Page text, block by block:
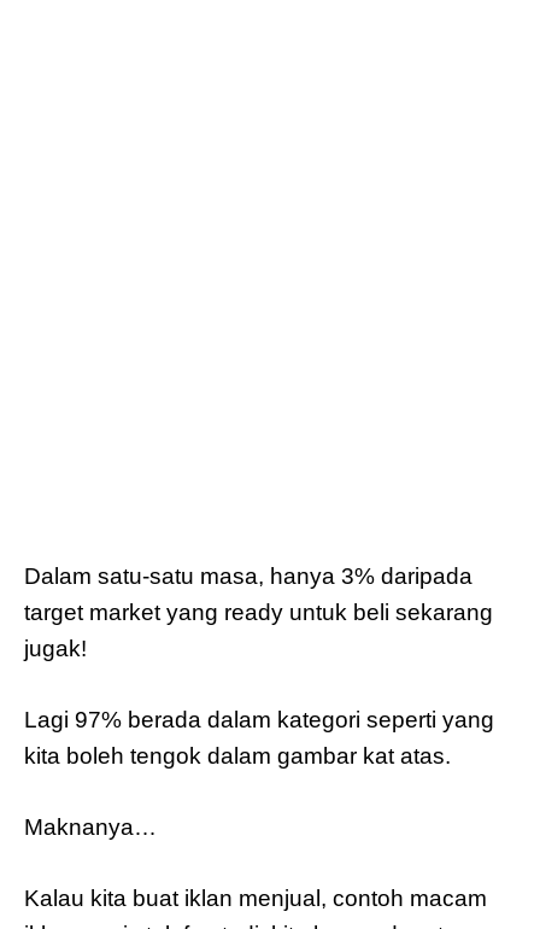
Dalam satu-satu masa, hanya 3% daripada
target market yang ready untuk beli sekarang
jugak!
Lagi 97% berada dalam kategori seperti yang
kita boleh tengok dalam gambar kat atas.
Maknanya…
Kalau kita buat iklan menjual, contoh macam